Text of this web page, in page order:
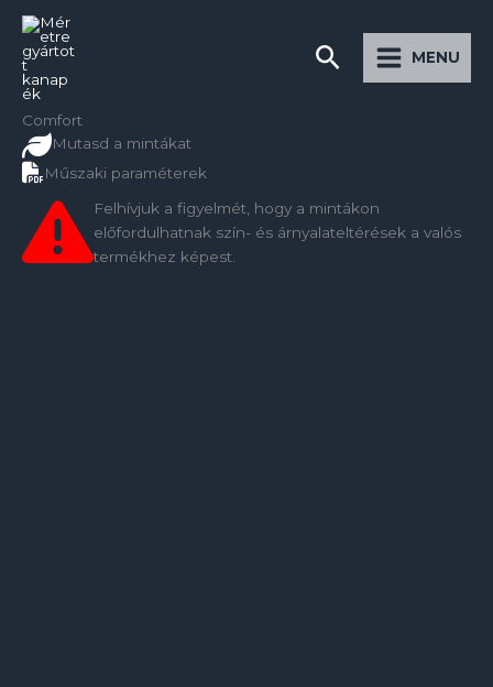
obsah
HľadaťMenuMENU
Comfort
Mutasd a mintákat
Műszaki paraméterek
Felhívjuk a figyelmét, hogy a mintákon
előfordulhatnak szín- és árnyalateltérések a valós
termékhez képest.